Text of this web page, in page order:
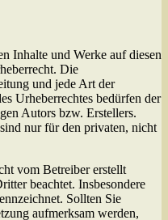
Inhalte und Werke auf diesen
Die
und jede Art der
Urheberrechtes bedürfen der
Autors bzw. Erstellers.
nur für den privaten, nicht
vom Betreiber erstellt
beachtet. Insbesondere
Sollten Sie
aufmerksam werden,